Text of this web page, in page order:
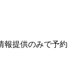
提供のみで予